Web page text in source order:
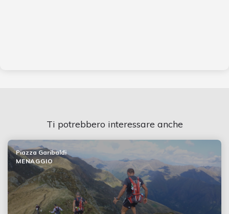
Ti potrebbero interessare anche
Piazza Garibaldi
MENAGGIO